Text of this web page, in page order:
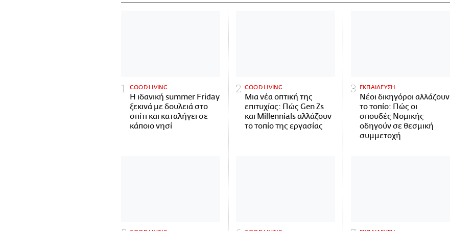
GOOD LIVING
Η ιδανική summer Friday
ξεκινά με δουλειά στο
σπίτι και καταλήγει σε
κάποιο νησί
GOOD LIVING
Μια νέα οπτική της
επιτυχίας: Πώς Gen Zs
και Millennials αλλάζουν
το τοπίο της εργασίας
ΕΚΠΑΙΔΕΥΣΗ
Νέοι δικηγόροι αλλάζουν
το τοπίο: Πώς οι
σπουδές Νομικής
οδηγούν σε θεσμική
συμμετοχή